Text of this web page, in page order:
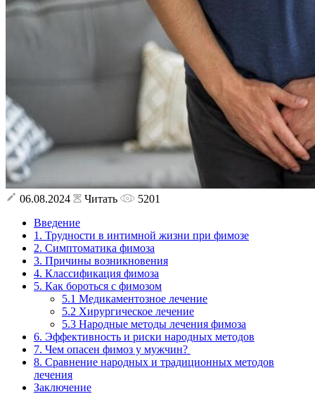
06.08.2024 Читать
5201
Введение
1. Трудности в интимной жизни при фимозе
2. Симптоматика фимоза
3. Причины возникновения
4. Классификация фимоза
5. Как бороться с фимозом
5.1 Медикаментозное лечение
5.2 Хирургическое лечение
5.3 Народные методы лечения фимоза
6. Эффективность и риски народных методов
7. Чем опасен фимоз у мужчин?
8. Сравнение народных и традиционных методов
лечения
Заключение